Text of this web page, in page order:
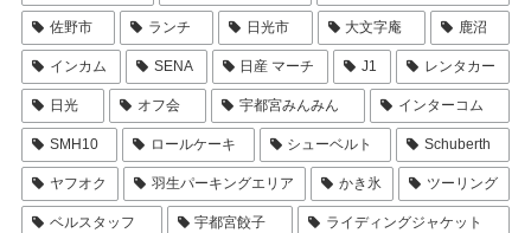
佐野市 ランチ 日光市 大文字庵 鹿沼
インカム SENA 日産 マーチ J1 レンタカー
日光 オフ会 宇都宮みんみん インターコム
SMH10 ロールケーキ シューベルト Schuberth
ヤフオク 羽生パーキングエリア かき氷 ツーリング
ベルスタッフ 宇都宮餃子 ライディングジャケット